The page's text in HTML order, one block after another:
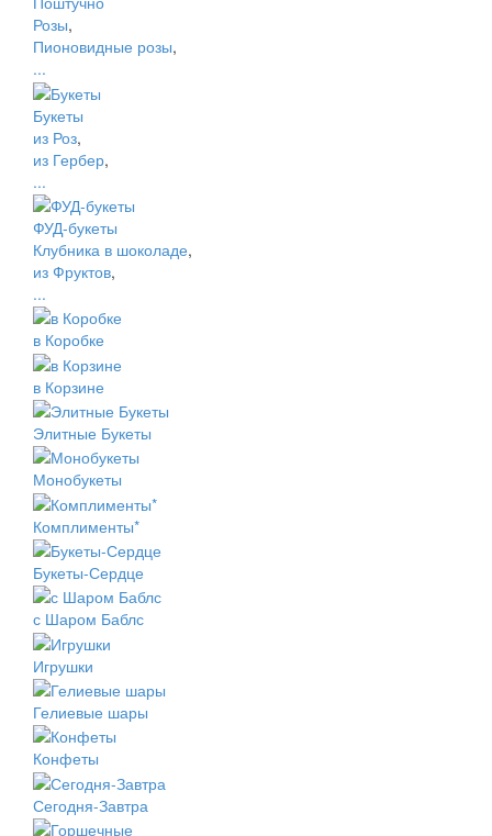
Розы,
Пионовидные розы,
...
Букеты
из Роз,
из Гербер,
...
ФУД-букеты
Клубника в шоколаде,
из Фруктов,
...
в Коробке
в Корзине
Элитные Букеты
Монобукеты
Комплименты*
Букеты-Сердце
с Шаром Баблс
Игрушки
Гелиевые шары
Конфеты
Сегодня-Завтра